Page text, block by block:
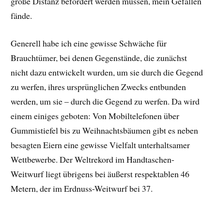
fände.
Generell habe ich eine gewisse Schwäche für
Brauchtümer, bei denen Gegenstände, die zunächst
nicht dazu entwickelt wurden, um sie durch die Gegend
zu werfen, ihres ursprünglichen Zwecks entbunden
werden, um sie – durch die Gegend zu werfen. Da wird
einem einiges geboten: Von Mobiltelefonen über
Gummistiefel bis zu Weihnachtsbäumen gibt es neben
besagten Eiern eine gewisse Vielfalt unterhaltsamer
Wettbewerbe. Der Weltrekord im Handtaschen-
Weitwurf liegt übrigens bei äußerst respektablen 46
Metern, der im Erdnuss-Weitwurf bei 37.